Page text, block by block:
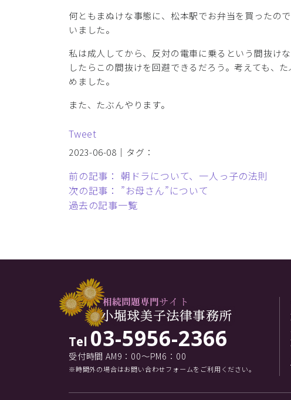
何ともまぬけな事態に、松本駅でお弁当を買ったの
いました。
私は成人してから、反対の電車に乗るという間抜け
したらこの間抜けを回避できるだろう。考えても、
めました。
また、たぶんやります。
Tweet
2023-06-08｜タグ：
前の記事： 朝ドラについて、一人っ子の法則
次の記事： ”お母さん”について
過去の記事一覧
Tel 03-5956-2366
受付時間 AM9：00～PM6：00
※時間外の場合はお問い合わせフォームをご利用ください。